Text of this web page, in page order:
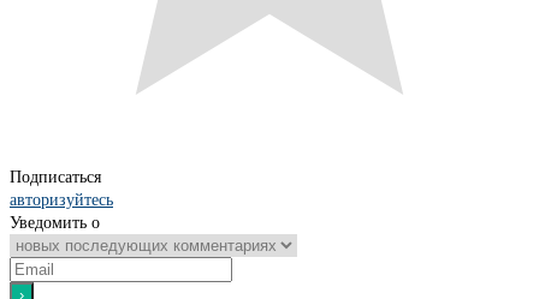
Подписаться
авторизуйтесь
Уведомить о